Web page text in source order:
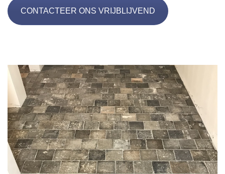
CONTACTEER ONS VRIJBLIJVEND